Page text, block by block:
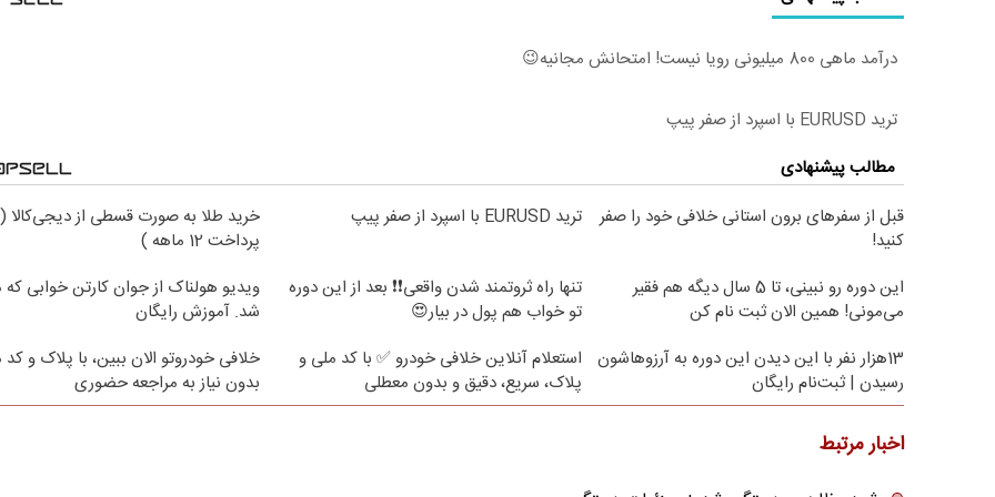
درآمد ماهی 800 میلیونی رویا نیست! امتحانش مجانیه😉
ترید EURUSD با اسپرد از صفر پیپ
مطالب پیشنهادی
قبل از سفرهای برون استانی خلافی خود را صفر
کنید!
ترید EURUSD با اسپرد از صفر پیپ
خرید طلا به صورت قسطی از دیجی‌کالا (
پرداخت 12 ماهه )
این دوره رو نبینی، تا 5 سال دیگه هم فقیر
می‌مونی! همین الان ثبت نام کن
تنها راه ثروتمند شدن واقعی❗❗ بعد از این دوره
تو خواب هم پول در بیار😍
ویدیو هولناک از جوان کارتن خوابی که
شد. آموزش رایگان
13هزار نفر با این دیدن این دوره به آرزوهاشون
رسیدن | ثبت‌‌نام رایگان
استعلام آنلاین خلافی خودرو ✅ با کد ملی و
پلاک، سریع، دقیق و بدون معطلی
خلافی خودروتو الان ببین، با پلاک و کد
بدون نیاز به مراجعه حضوری
اخبار مرتبط